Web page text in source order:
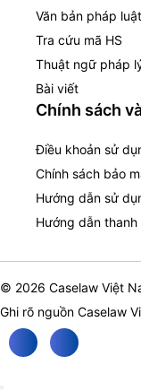
Văn bản pháp luật
Tra cứu mã HS
Thuật ngữ pháp
Bài viết
Chính sách
Điều khoản sử
Chính sách bảo
Hướng dẫn sử
Hướng dẫn thanh
© 2026 Caselaw Việt
Ghi rõ nguồn Caselaw